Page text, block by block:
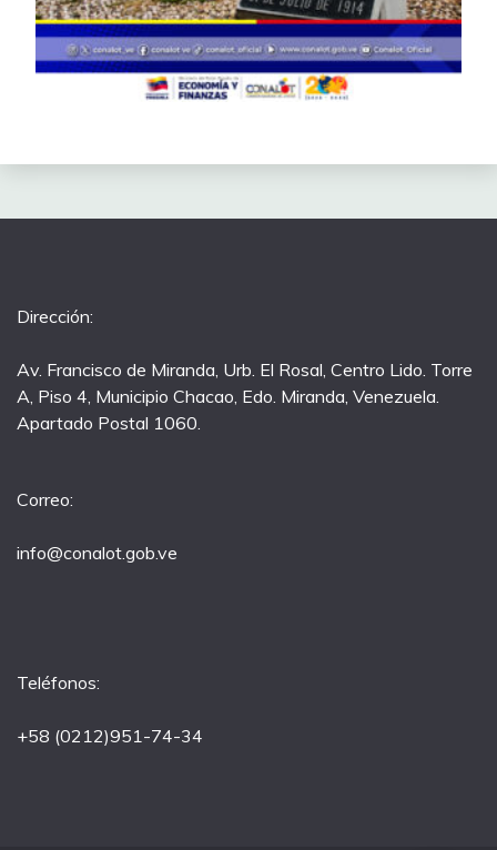
Dirección:
Av. Francisco de Miranda, Urb. El Rosal, Centro Lido. Torre
A, Piso 4, Municipio Chacao, Edo. Miranda, Venezuela.
Apartado Postal 1060.
Correo:
info@conalot.gob.ve
Teléfonos:
+58 (0212)951-74-34